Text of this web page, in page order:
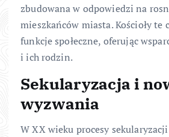
zbudowana w odpowiedzi na
mieszkańców miasta. Kościoły te
funkcje społeczne, oferując
i ich rodzin.
Sekularyzacja i
wyzwania
W XX wieku procesy